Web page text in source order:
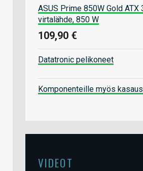
ASUS Prime 850W Gold ATX
virtalähde, 850 W
109,90 €
Datatronic pelikoneet
Komponenteille myös
VIDEOT